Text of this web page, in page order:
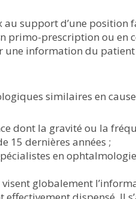
au support d’une
prescription ou en
une information du
similaires en
dont la gravité ou la
15 dernières années ;
en
globalement